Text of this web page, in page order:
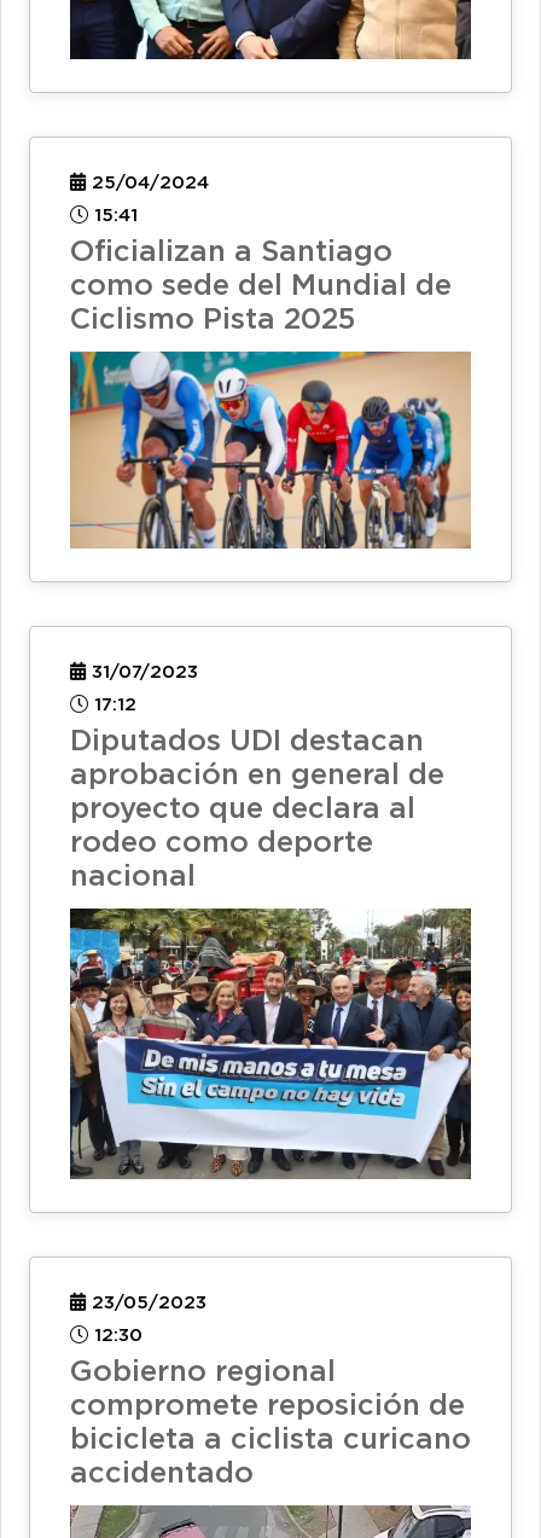
25/04/2024
15:41
Oficializan a Santiago
como sede del Mundial de
Ciclismo Pista 2025
31/07/2023
17:12
Diputados UDI destacan
aprobación en general de
proyecto que declara al
rodeo como deporte
nacional
23/05/2023
12:30
Gobierno regional
compromete reposición de
bicicleta a ciclista curicano
accidentado